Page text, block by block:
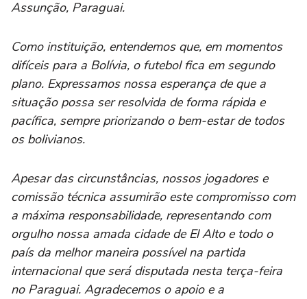
Assunção, Paraguai.
Como instituição, entendemos que, em momentos
difíceis para a Bolívia, o futebol fica em segundo
plano. Expressamos nossa esperança de que a
situação possa ser resolvida de forma rápida e
pacífica, sempre priorizando o bem-estar de todos
os bolivianos.
Apesar das circunstâncias, nossos jogadores e
comissão técnica assumirão este compromisso com
a máxima responsabilidade, representando com
orgulho nossa amada cidade de El Alto e todo o
país da melhor maneira possível na partida
internacional que será disputada nesta terça-feira
no Paraguai. Agradecemos o apoio e a